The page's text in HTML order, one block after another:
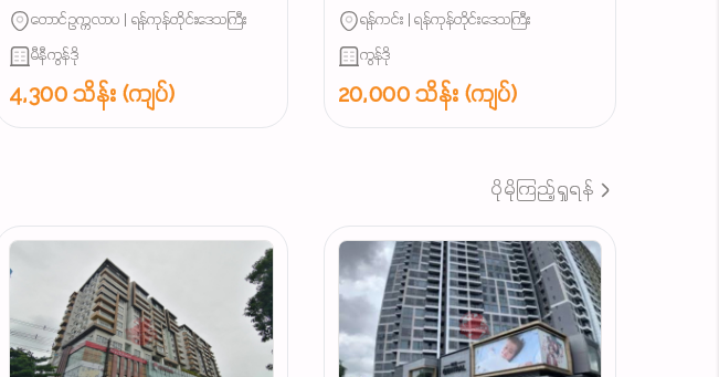
Condo အရောင်း (𝐏𝐎𝐒𝐓 𝐍𝐎.291
တောင်ဥက္ကလာပ | ရန်ကုန်တိုင်းဒေသကြီး
မီနီကွန်ဒို
4,300 သိန်း (ကျပ်)
ရန်ကင်း | ရန်ကုန်တိုင်းဒေသကြီး
ကွန်ဒို
20,000 သိန်း (ကျပ်)
ပိုမိုကြည့်ရှုရန်